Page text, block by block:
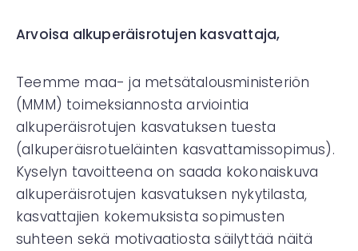
Arvoisa alkuperäisrotujen kasvattaja,
Teemme maa- ja metsätalousministeriön
(MMM) toimeksiannosta arviointia
alkuperäisrotujen kasvatuksen tuesta
(alkuperäisrotueläinten kasvattamissopimus).
Kyselyn tavoitteena on saada kokonaiskuva
alkuperäisrotujen kasvatuksen nykytilasta,
kasvattajien kokemuksista sopimusten
suhteen sekä motivaatiosta säilyttää näitä